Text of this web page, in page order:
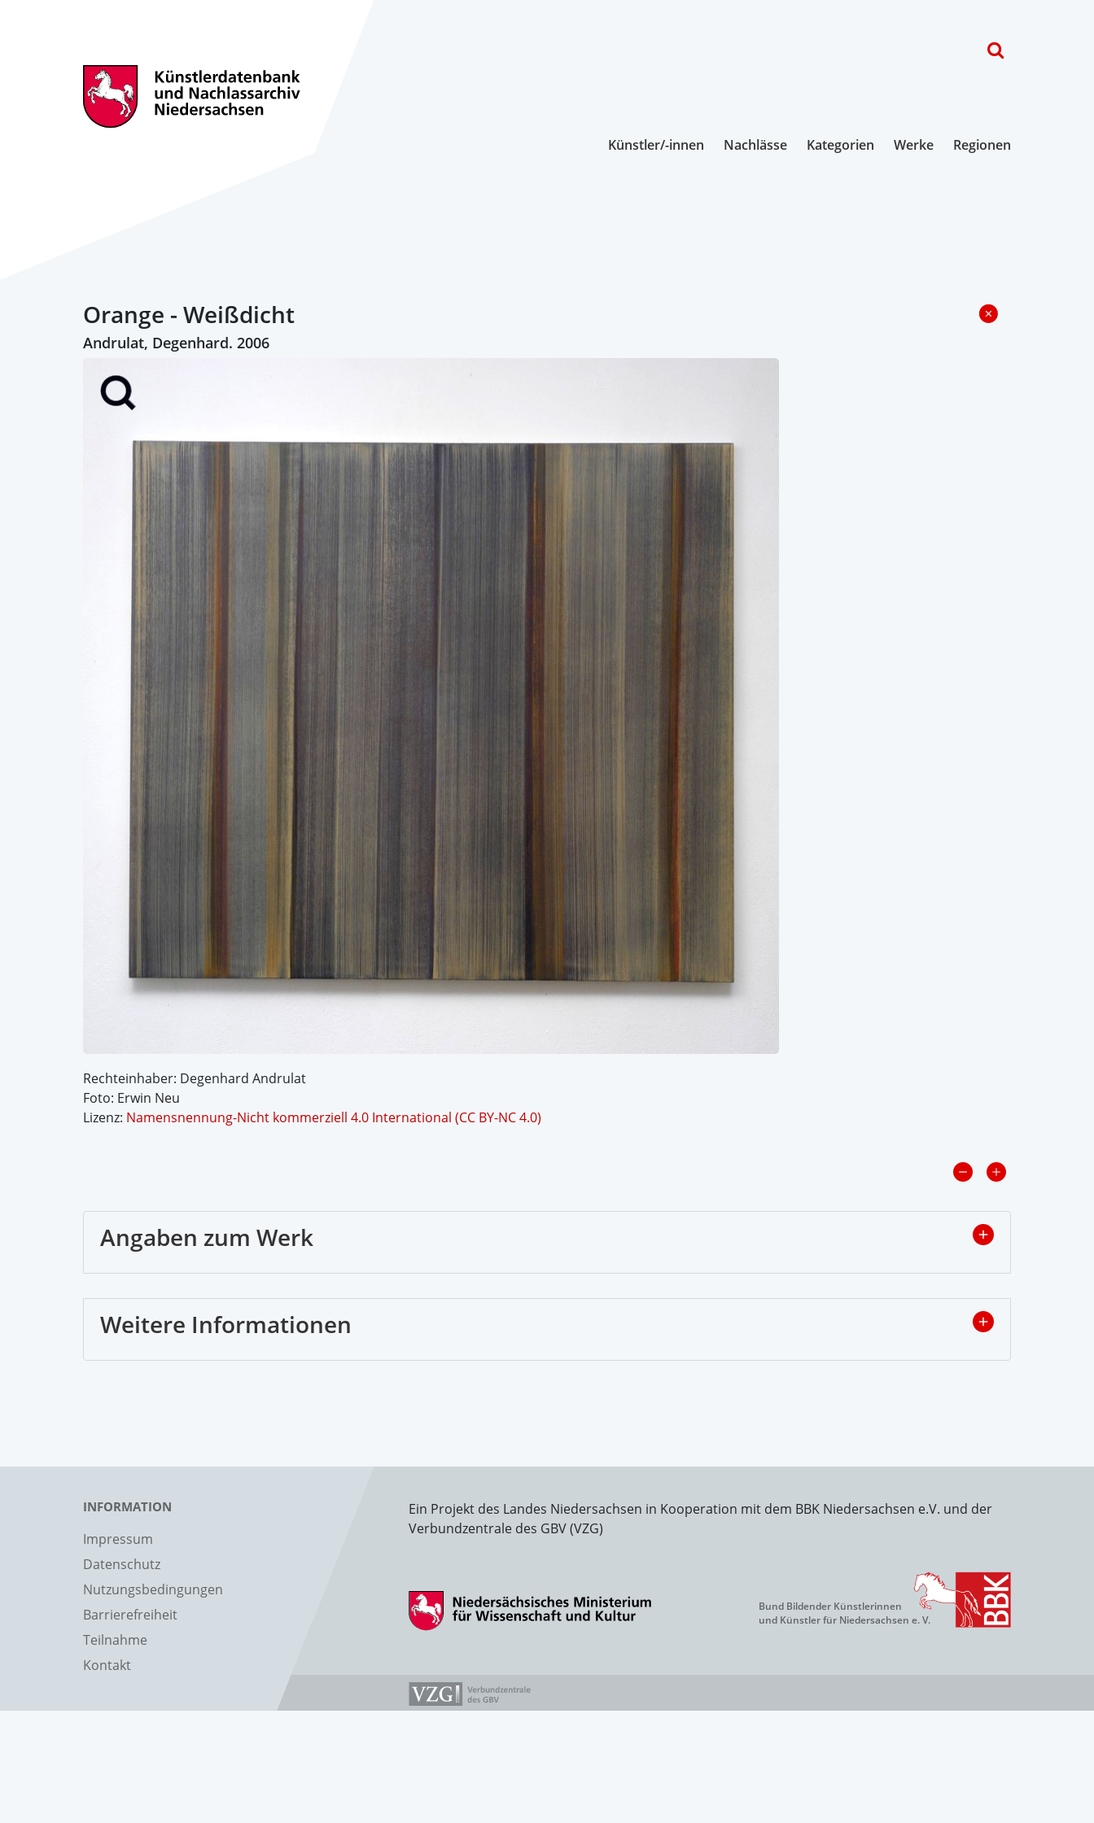
Künstler/-innen Nachlässe Kategorien Werke Regionen
Orange - Weißdicht
Andrulat, Degenhard. 2006
Rechteinhaber: Degenhard Andrulat
Foto: Erwin Neu
Lizenz: Namensnennung-Nicht kommerziell 4.0 International (CC BY-NC 4.0)
Angaben zum Werk
Weitere Informationen
INFORMATION
Impressum
Datenschutz
Nutzungsbedingungen
Barrierefreiheit
Teilnahme
Kontakt
Ein Projekt des Landes Niedersachsen in Kooperation mit dem BBK Niedersachsen e.V. und der
Verbundzentrale des GBV (VZG)
Bund Bildender Künstlerinnen
und Künstler für Niedersachsen e. V.